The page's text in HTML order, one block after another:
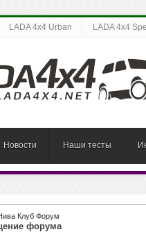
LADA 4x4 Urban LADA 4x4
Новости Наши тесты
Клуб Форум
форума